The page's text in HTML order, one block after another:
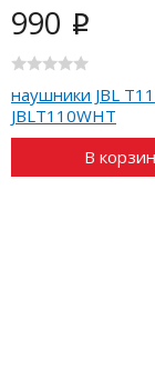
990 i
наушники JBL
JBLT110WHT
В